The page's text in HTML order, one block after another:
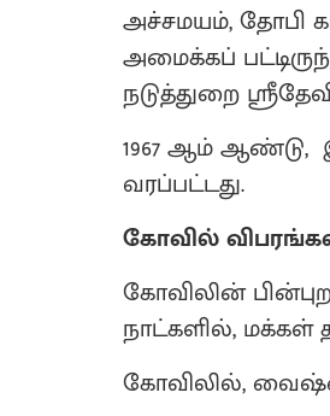
அச்சமயம், தோபி
அமைக்கப்
நடுத்துறை
1967 ஆம்
வரப்பட்டது.
கோவில்
கோவிலின்
நாட்களில்,
கோவிலில்,